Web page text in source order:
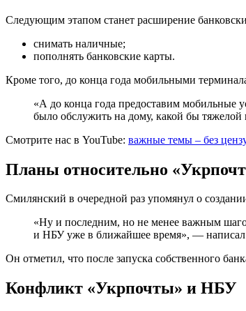
Следующим этапом станет расширение
снимать наличные;
пополнять банковские карты.
Кроме того, до конца года мобильными
«А до конца года предоставим мобильные
было обслужить на дому, какой бы
Смотрите нас в YouTube: важные темы – без
Планы относительно
Смилянский в очередной раз упомянул о
«Ну и последним, но не менее важным
и НБУ уже в ближайшее время», —
Он отметил, что после запуска собственного
Конфликт «Укрпочты» и НБУ